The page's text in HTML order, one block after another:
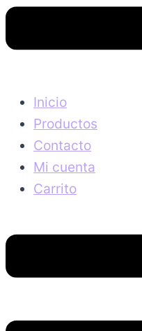
Inicio
Productos
Contacto
Mi cuenta
Carrito